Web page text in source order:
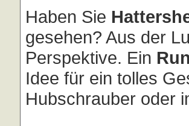
Haben Sie
gesehen? Aus der
Perspektive. Ein
Idee für ein tolles
Hubschrauber oder